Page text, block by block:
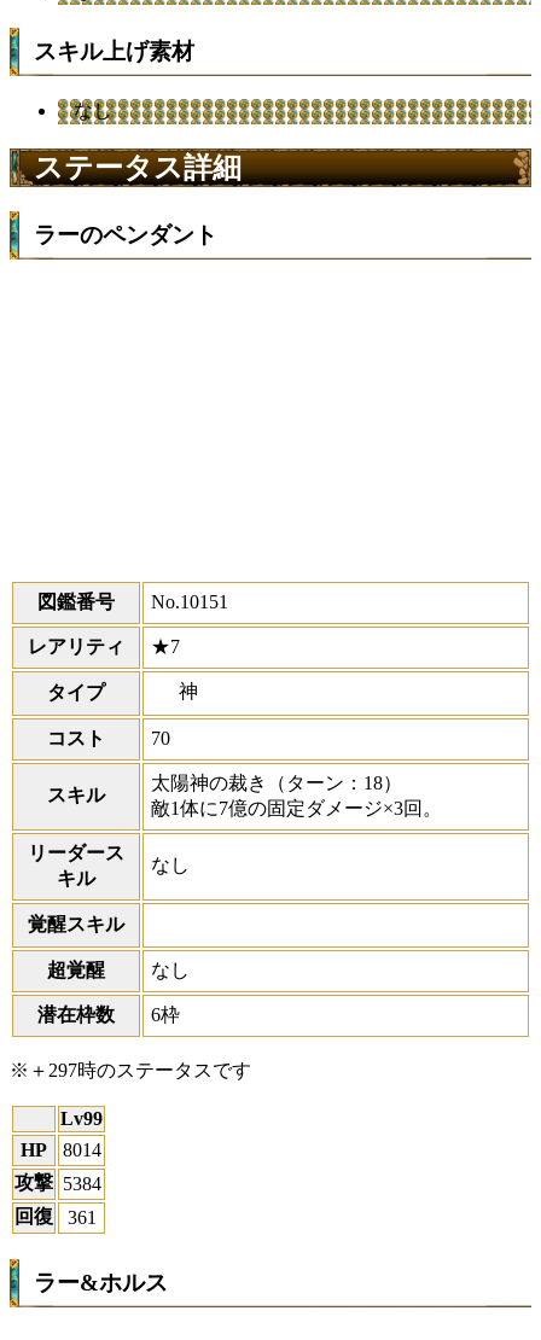
スキル上げ素材
なし
ステータス詳細
ラーのペンダント
図鑑番号 No.10151
レアリティ ★7
タイプ 神
コスト 70
スキル
太陽神の裁き
（ターン：18）
敵1体に7億の固定ダメージ×3回。
リーダース
キル
なし
覚醒スキル
超覚醒 なし
潜在枠数 6枠
※＋297時のステータスです
Lv99
HP
8014
攻撃 5384
回復
361
ラー&ホルス